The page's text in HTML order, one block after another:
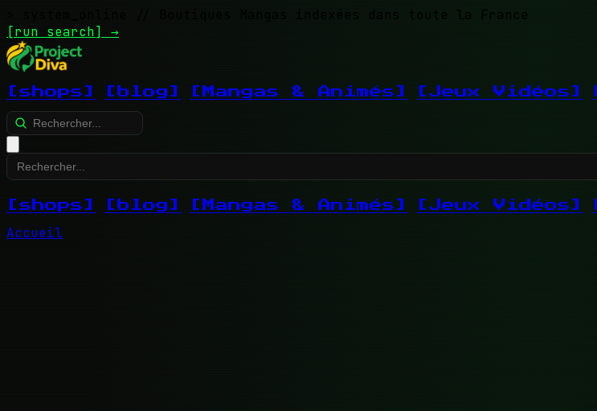
// Boutiques Mangas indexées dans toute la France
[run search] →
[shops] [blog] [Mangas & Animés] [Jeux Vidéos]
[shops] [blog] [Mangas & Animés] [Jeux Vidéos]
Accueil